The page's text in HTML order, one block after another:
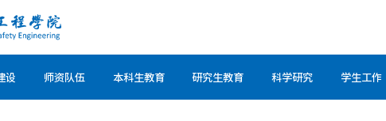
设 师资队伍 本科生教育 研究生教育 科学研究 学生工作